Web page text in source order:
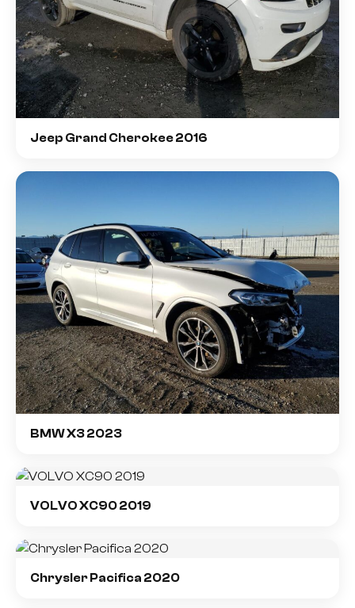
Jeep Grand Cherokee 2016
BMW X3 2023
VOLVO XC90 2019
Chrysler Pacifica 2020